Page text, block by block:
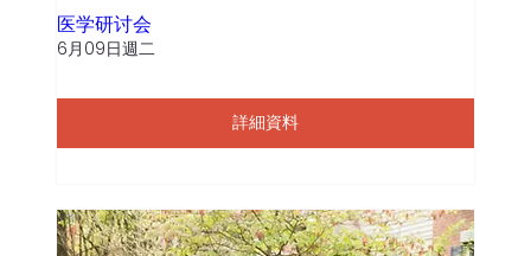
医学研讨会
6月09日週二
詳細資料